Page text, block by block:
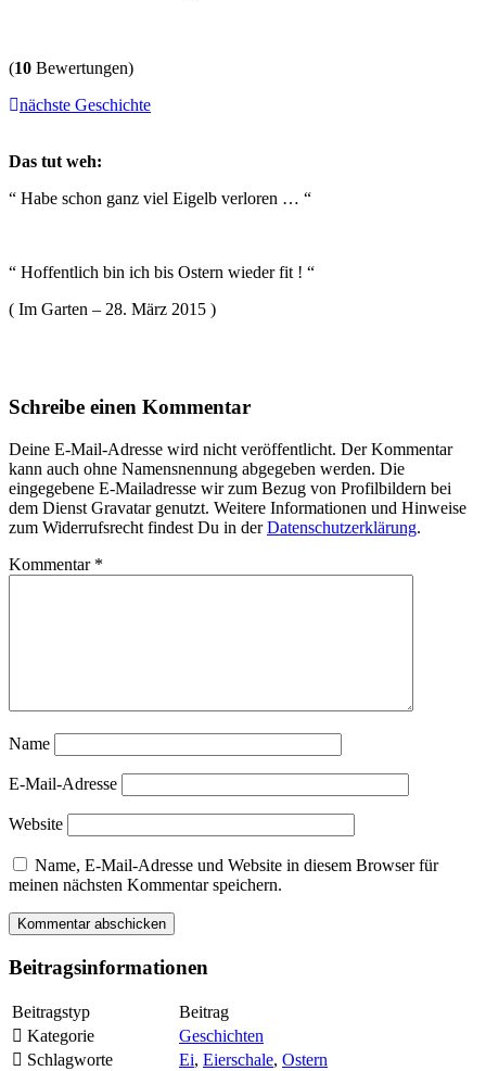
(10 Bewertungen)
nächste Geschichte
Das tut weh:
“ Habe schon ganz viel Eigelb verloren … “
“ Hoffentlich bin ich bis Ostern wieder fit ! “
( Im Garten – 28. März 2015 )
Schreibe einen Kommentar
Deine E-Mail-Adresse wird nicht veröffentlicht. Der Kommentar
kann auch ohne Namensnennung abgegeben werden. Die
eingegebene E-Mailadresse wir zum Bezug von Profilbildern bei
dem Dienst Gravatar genutzt. Weitere Informationen und Hinweise
zum Widerrufsrecht findest Du in derDatenschutzerklärung.
Kommentar *
Name
E-Mail-Adresse
Website
Name, E-Mail-Adresse und Website in diesem Browser für
meinen nächsten Kommentar speichern.
Beitragsinformationen
Beitragstyp
Beitrag
Kategorie
Geschichten
Schlagworte
Ei, Eierschale, Ostern